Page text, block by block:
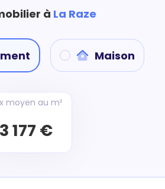
à La Raze
Maison
moyen au m²
3 177 €